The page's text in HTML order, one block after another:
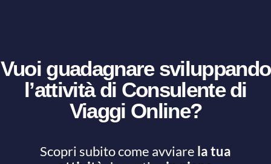
Vuoi guadagnare sviluppando
l’attività di Consulente di
Viaggi Online?
Scopri subito come avviare la tua